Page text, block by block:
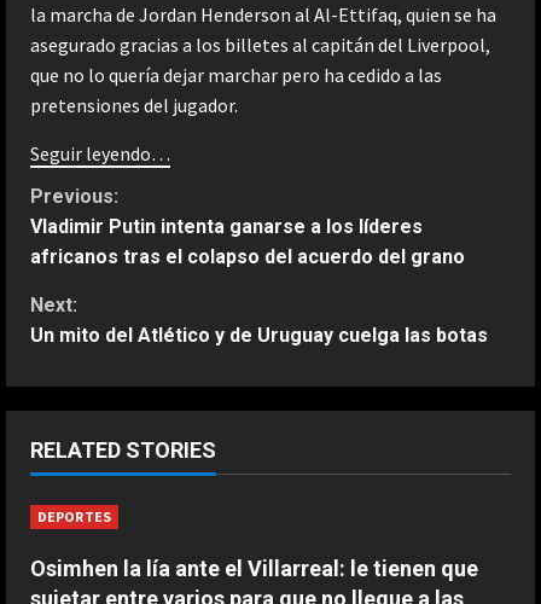
la marcha de Jordan Henderson al Al-Ettifaq, quien se ha
asegurado gracias a los billetes al capitán del Liverpool,
que no lo quería dejar marchar pero ha cedido a las
pretensiones del jugador.
Seguir leyendo…
C
o
n
i
n
u
e
Previous:
Vladimir Putin intenta ganarse a los líderes
africanos tras el colapso del acuerdo del grano
Next:
Un mito del Atlético y de Uruguay cuelga las botas
RELATED STORIES
DEPORTES
Osimhen la lía ante el Villarreal: le tienen que
sujetar entre varios para que no llegue a las
ESPAÑA
Férrea defensa de un campeón del
ESPAÑA